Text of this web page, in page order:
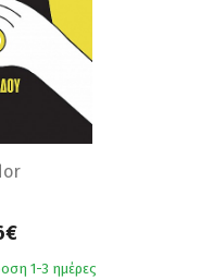
1-3 ημέρες